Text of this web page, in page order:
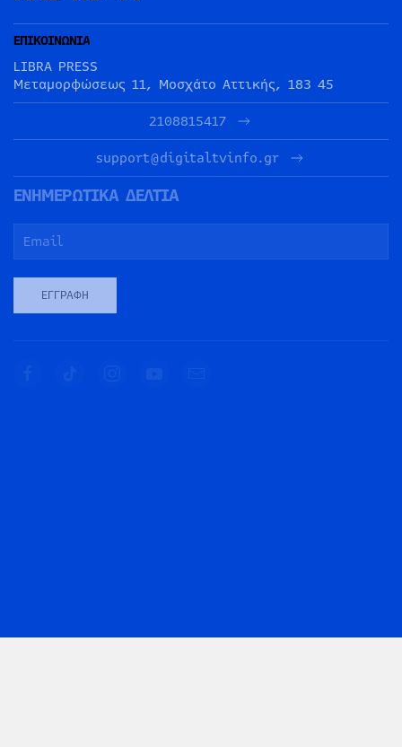
ΕΠΙΚΟΙΝΩΝΙΑ
LIBRA PRESS
Μεταμορφώσεως 11, Μοσχάτο Αττικής, 183 45
2108815417
support@digitaltvinfo.gr
ΕΝΗΜΕΡΩΤΙΚΑ ΔΕΛΤΙΑ
ΕΓΓΡΑΦΉ